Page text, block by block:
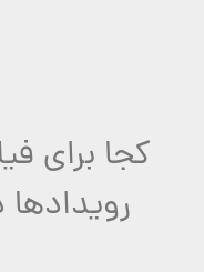
کجا برای